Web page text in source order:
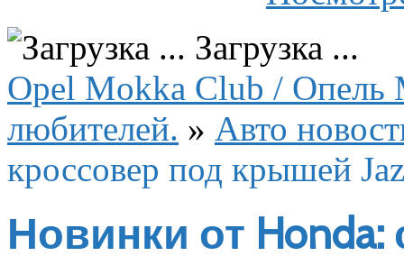
Загрузка ...
Opel Mokka Club / Опель
любителей. » Авто
кроссовер под крышей
Новинки от